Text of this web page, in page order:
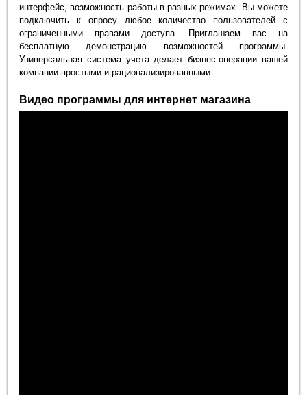
интерфейс, возможность работы в разных режимах. Вы можете
подключить к опросу любое количество пользователей с
ограниченными правами доступа. Приглашаем вас на
бесплатную демонстрацию возможностей программы.
Универсальная система учета делает бизнес-операции вашей
компании простыми и рационализированными.
Видео программы для интернет магазина